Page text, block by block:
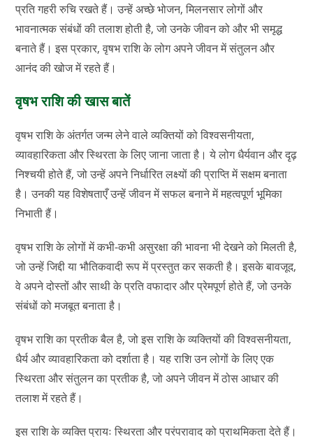
प्रति गहरी रुचि रखते हैं। उन्हें अच्छे भोजन, मिलनसार लोगों और
भावनात्मक संबंधों की तलाश होती है, जो उनके जीवन को और भी समृद्ध
बनाते हैं। इस प्रकार, वृषभ राशि के लोग अपने जीवन में संतुलन और
आनंद की खोज में रहते हैं।
वृषभ राशि की खास बातें
वृषभ राशि के अंतर्गत जन्म लेने वाले व्यक्तियों को विश्वसनीयता,
व्यावहारिकता और स्थिरता के लिए जाना जाता है। ये लोग धैर्यवान और दृढ़
निश्चयी होते हैं, जो उन्हें अपने निर्धारित लक्ष्यों की प्राप्ति में सक्षम बनाता
है। उनकी यह विशेषताएँ उन्हें जीवन में सफल बनाने में महत्वपूर्ण भूमिका
निभाती हैं।
वृषभ राशि के लोगों में कभी-कभी असुरक्षा की भावना भी देखने को मिलती है,
जो उन्हें जिद्दी या भौतिकवादी रूप में प्रस्तुत कर सकती है। इसके बावजूद,
वे अपने दोस्तों और साथी के प्रति वफादार और प्रेमपूर्ण होते हैं, जो उनके
संबंधों को मजबूत बनाता है।
वृषभ राशि का प्रतीक बैल है, जो इस राशि के व्यक्तियों की विश्वसनीयता,
धैर्य और व्यावहारिकता को दर्शाता है। यह राशि उन लोगों के लिए एक
स्थिरता और संतुलन का प्रतीक है, जो अपने जीवन में ठोस आधार की
तलाश में रहते हैं।
इस राशि के व्यक्ति प्रायः स्थिरता और परंपरावाद को प्राथमिकता देते हैं।